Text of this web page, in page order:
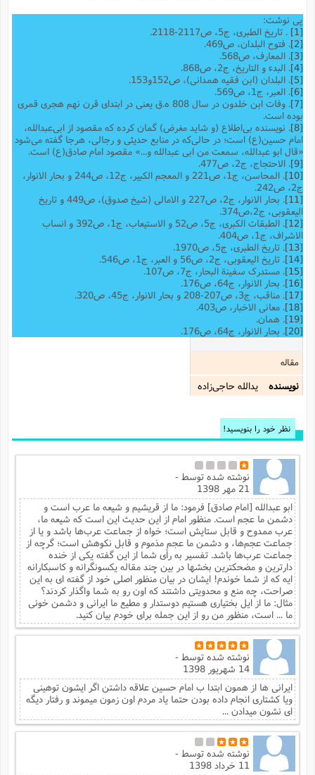
پی نوشت:
. تاریخ الطبری، ج5، ص2117-2118.
. فتوح البلدان، ص469.
. المعارف، ص568.
. البدء و التاریخ، ج2، ص868.
. البلدان (ابن فقیه همدانی)، ص152و153.
. العبر، ج1، ص569.
. وفات ابن خلدون در سال 808 ه.ق یعنی در ابتدای قرن نهم هجری قمری
بوده است.
. نویسنده بی‌اطلاع (و شاید مغرض) گمان کرده که مقصود از ابی‌عبدالله،
امام حسین(ع) است؛ در حالی‌که در منابع حدیثی و رجالی، هرجا گفته می‌شود
«قال ابو عبدالله، سمعت من ابی عبدالله و...» مقصود امام صادق(ع) است.
. الاحتجاج، ج2، ص477.
. المحاسن، ج1، ص221 و المعجم الکبیر، ج12، ص244 و بحار الانوار،
ج2، ص242.
. بحار الانوار، ج2، ص227 و الامالی (شیخ صدوق)، ص449 و تاریخ
الیعقوبى، ج‌2،ص374.
. الطبقات الکبری، ج5، ص52 و الاستیعاب، ج1، ص392 و انساب
الاشراف، ج1، ص404.
. تاریخ الطبری، ج5، ص1970.
. تاریخ الیعقوبی،‌ ج2، ص56 و العبر، ج1، ص546.
. مستدرک سفینة البحار، ج7، ص107.
. بحار الانوار، ج64، ص176.
. مناقب، ج3، ص207-208 و بحار الانوار، ج45، ص320.
. معانی الاخبار، ص403.
. همان.
. بحار الانوار، ج64، ص176.
مقاله
نویسنده
یدالله حاجی‌زاده
نظر خود را بنویسید!
نوشته شده توسط-
21 مهر 1398
ابو عبدالله [امام صادق] فرمود: ما از قریشیم و شیعه ما عرب است و
دشمن ما عجم است. منظور امام از این حدیث این است که شیعه ما،
عرب ممدوح و قابل ستایش است؛ خواه از جماعت عرب‌ها باشد و یا از
جماعت عجم‌ها، و دشمن ما عجم مذموم و قابل نکوهش است؛ گرچه از
جماعت عرب‌ها باشد. تفسیر به رأی شما از این گفته یکی از خنده
دارترین و مضحکترین بخشها در بین چند مقاله یکسونگرانه و کاسبکارانه
ایه که از شما خوندم! ایشان در بیان منظور اصلی خود از گفته ای به این
صراحت، چه منع و محدویتی داشتند که اون رو به شما واگذار کردند؟
مثال: ما از ایل بختیاری هستیم دوستدار و مطیع ما ایرانی و دشمن خونی
ما ... است، منظور من رو از این جمله برای خودم بیان کنید.
نوشته شده توسط-
14 شهریور 1398
ایرانی ها از همون ابتدا ب امام حسین علاقه داشتن اگر ایشون توهینی
ویا کشتاری انجام داده بودن حتما یاد مردم اون زمون میموند و رفتار دیگه
ای نشون میدادن ...
نوشته شده توسط-
11 خرداد 1398